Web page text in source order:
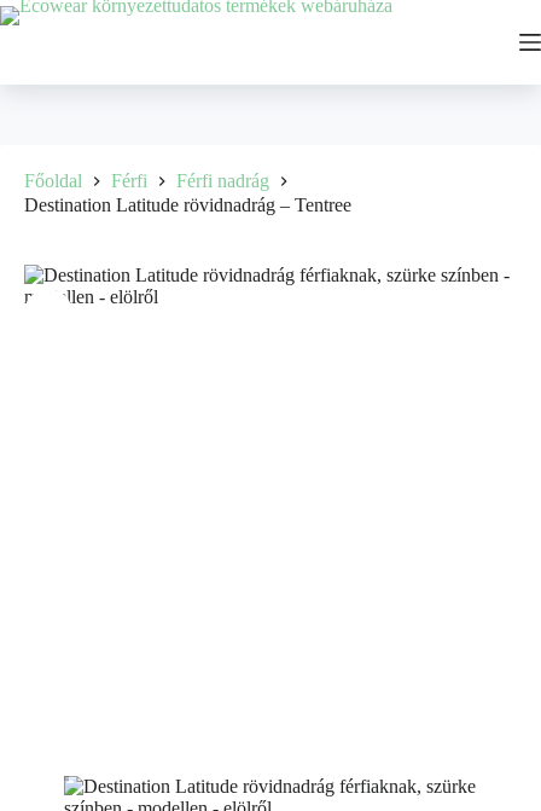
Főoldal Férfi
Férfi nadrág
Destination Latitude rövidnadrág – Tentree